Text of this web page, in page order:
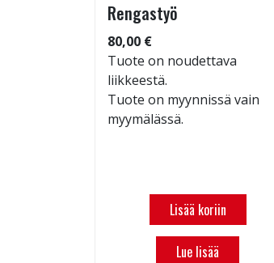
Rengastyö
80,00 €
Tuote on noudettava
liikkeestä.
Tuote on myynnissä vain
myymälässä.
Lisää koriin
Lue lisää